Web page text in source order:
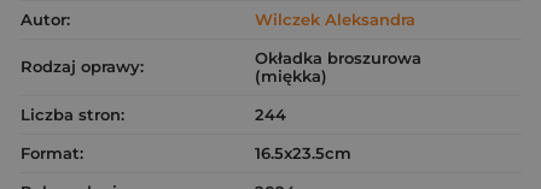
Autor: Wilczek Aleksandra
Rodzaj oprawy:
Okładka broszurowa
(miękka)
Liczba stron:
244
Format:
16.5x23.5cm